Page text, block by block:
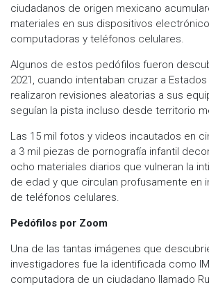
ciudadanos de origen mexicano
materiales en sus dispositivos
computadoras y teléfonos celulares.
Algunos de estos pedófilos fueron
2021, cuando intentaban cruzar a
realizaron revisiones aleatorias a sus
seguían la pista incluso desde territorio
Las 15 mil fotos y videos incautados en
a 3 mil piezas de pornografía infantil
ocho materiales diarios que vulneran la
de edad y que circulan profusamente en
de teléfonos celulares.
​Pedófilos por Zoom
Una de las tantas imágenes que
investigadores fue la identificada como
computadora de un ciudadano llamado